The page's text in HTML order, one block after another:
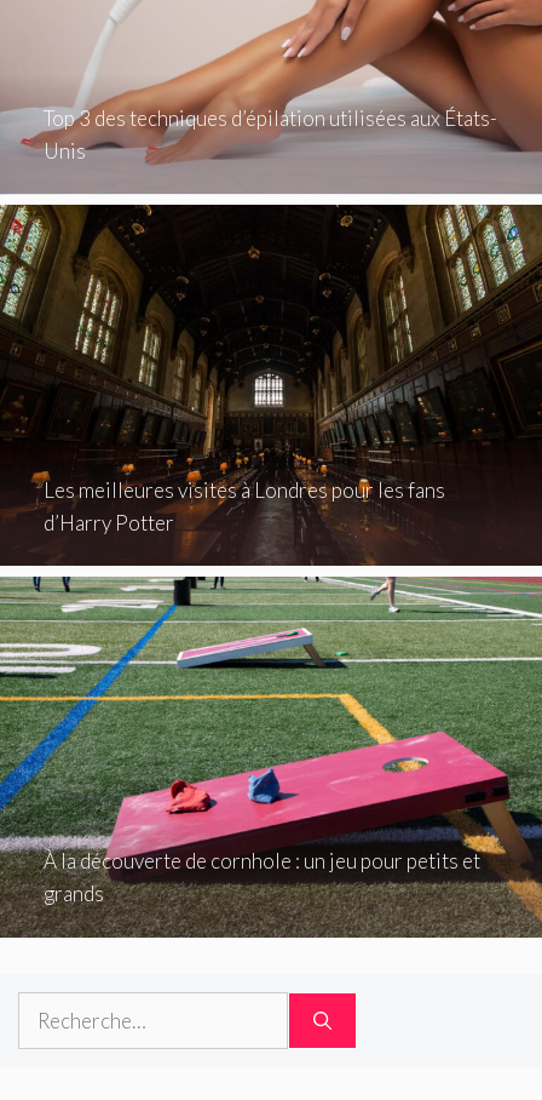
Top 3 des techniques d’épilation utilisées aux États-
Unis
Les meilleures visites à Londres pour les fans
d’Harry Potter
À la découverte de cornhole : un jeu pour petits et
grands
Rechercher :